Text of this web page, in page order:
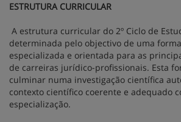
ESTRUTURA CURRICULAR
A estrutura curricular do 2º Ciclo de
determinada pelo objectivo de uma
especializada e orientada para as
de carreiras jurídico-profissionais. Esta
culminar numa investigação científica
contexto científico coerente e adequado
especialização.